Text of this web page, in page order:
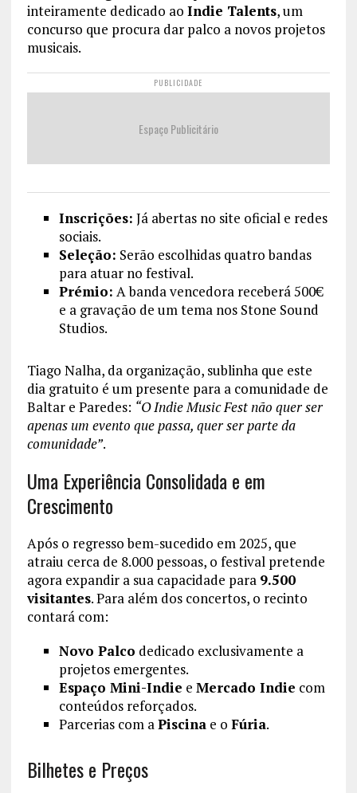
inteiramente dedicado ao Indie Talents, um
concurso que procura dar palco a novos projetos
musicais.
PUBLICIDADE
Espaço Publicitário
Inscrições: Já abertas no site oficial e redes
sociais.
Seleção: Serão escolhidas quatro bandas
para atuar no festival.
Prémio: A banda vencedora receberá 500€
e a gravação de um tema nos Stone Sound
Studios.
Tiago Nalha, da organização, sublinha que este
dia gratuito é um presente para a comunidade de
Baltar e Paredes: “O Indie Music Fest não quer ser
apenas um evento que passa, quer ser parte da
comunidade”.
Uma Experiência Consolidada e em
Crescimento
Após o regresso bem-sucedido em 2025, que
atraiu cerca de 8.000 pessoas, o festival pretende
agora expandir a sua capacidade para 9.500
visitantes. Para além dos concertos, o recinto
contará com:
Novo Palco dedicado exclusivamente a
projetos emergentes.
Espaço Mini-Indie e Mercado Indie com
conteúdos reforçados.
Parcerias com aPiscinae o Fúria.
Bilhetes e Preços